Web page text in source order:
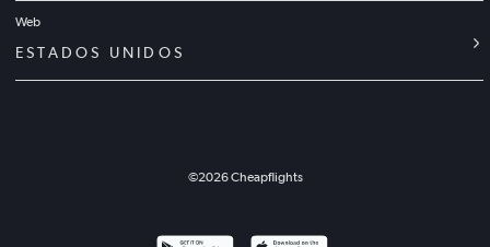
Web
ESTADOS UNIDOS
©2026Cheapflights